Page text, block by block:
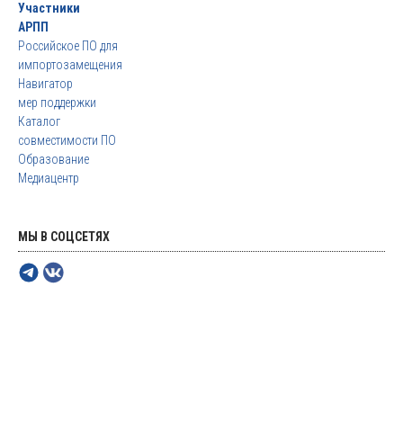
Участники
АРПП
Российское ПО для
импортозамещения
Навигатор
мер поддержки
Каталог
совместимости ПО
Образование
Медиацентр
МЫ В СОЦСЕТЯХ